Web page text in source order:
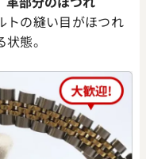
トの縫い目がほつれ
態。